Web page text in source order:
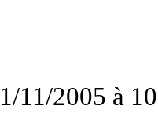
11/2005 à